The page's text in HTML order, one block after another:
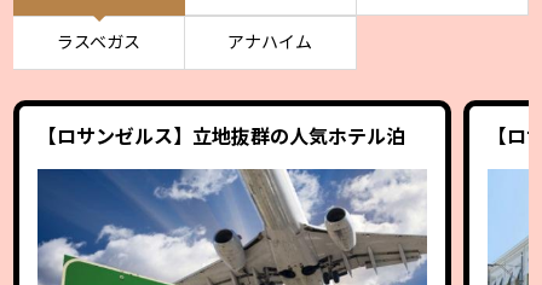
ラスベガス アナハイム
【ロサンゼルス】立地抜群の人気ホテル泊 【ロ